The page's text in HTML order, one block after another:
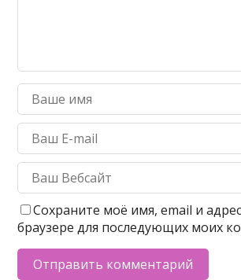
Сохраните моё имя, email и
браузере для последующих моих